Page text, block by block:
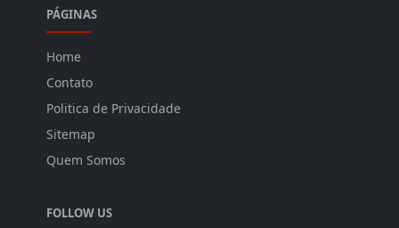
PÁGINAS
Home
Contato
Politica de Privacidade
Sitemap
Quem Somos
FOLLOW US